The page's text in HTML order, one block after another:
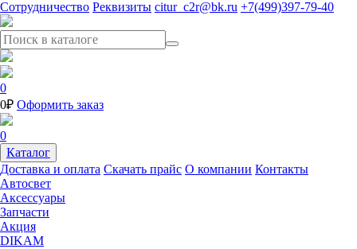
Сотрудничество Реквизиты citur_c2r@bk.ru +7(499)397-79-40
0
0₽ Оформить заказ
0
Каталог
Доставка и оплата Скачать прайс О компании Контакты
Автосвет
Аксессуары
Запчасти
Акция
DIKAM